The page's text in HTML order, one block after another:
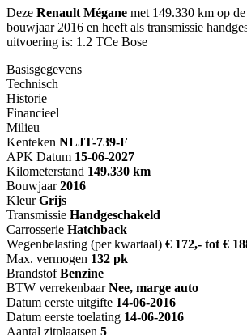
Deze Renault Mégane met 149.330 km op
bouwjaar 2016 en heeft als transmissie
uitvoering is: 1.2 TCe Bose
Basisgegevens
Technisch
Historie
Financieel
Milieu
Kenteken NLJT-739-F
APK Datum 15-06-2027
Kilometerstand 149.330 km
Bouwjaar 2016
Kleur Grijs
Transmissie Handgeschakeld
Carrosserie Hatchback
Wegenbelasting (per kwartaal) € 172,- tot €
Max. vermogen 132 pk
Brandstof Benzine
BTW verrekenbaar Nee, marge auto
Datum eerste uitgifte 14-06-2016
Datum eerste toelating 14-06-2016
Aantal zitplaatsen 5